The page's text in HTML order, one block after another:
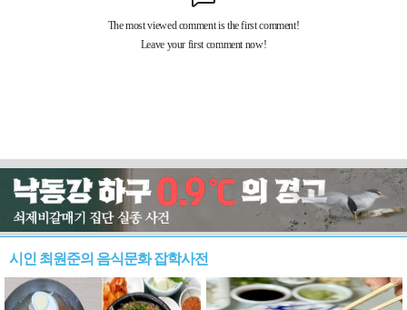
시인 최원준의 음식문화 잡학사전